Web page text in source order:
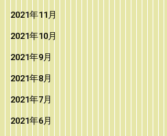
2021年11月
2021年10月
2021年9月
2021年8月
2021年7月
2021年6月